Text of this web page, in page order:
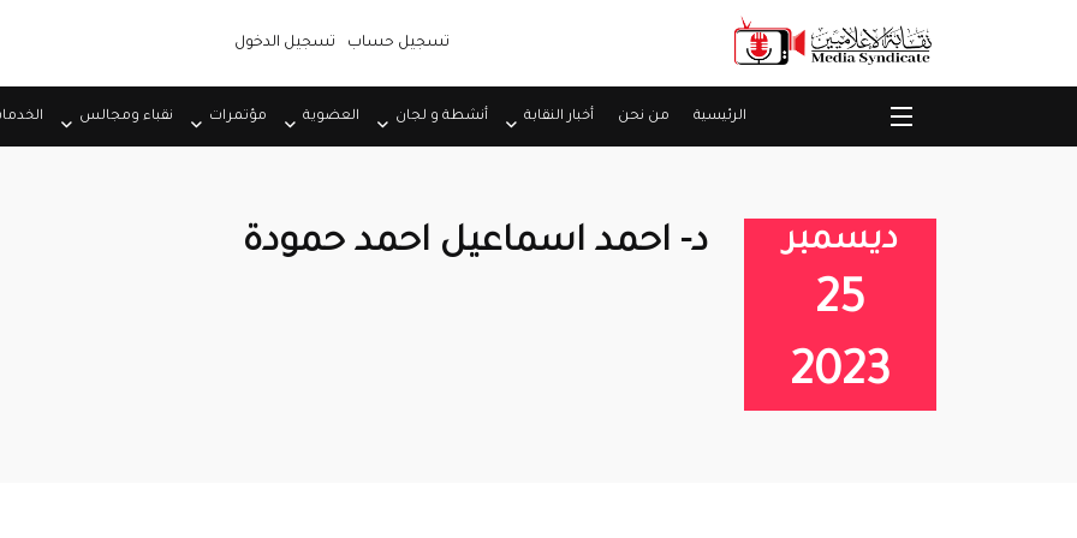
تسجيل حساب تسجيل الدخول
الرئيسية من نحن أخبار النقابة أنشطة و لجان العضوية مؤتمرات نقباء ومجالس
ديسمبر
25
2023
د- احمد اسماعيل احمد حمودة